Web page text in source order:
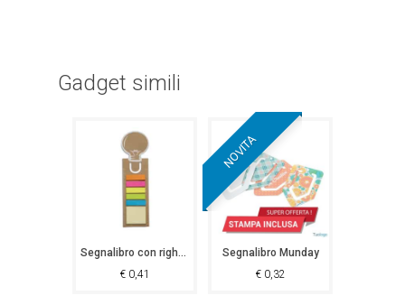
Gadget simili
Segnalibro con righello Tufo
€0,41
Segnalibro Munday
€0,32
NOVITA